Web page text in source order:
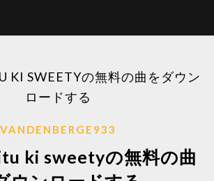
KI SWEETYの無料の曲をダウン
ロードする
VANDENBERGE933
ki sweetyの無料の曲